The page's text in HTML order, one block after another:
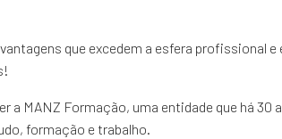
que excedem a esfera profissional
a MANZ Formação, uma entidade que há 30
formação e trabalho.